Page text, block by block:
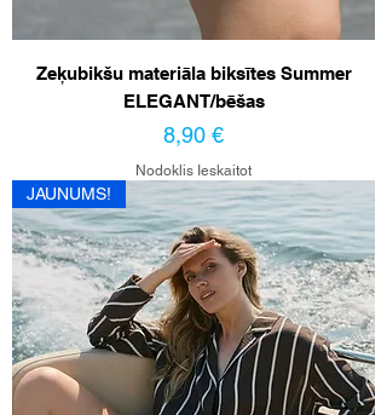
Zeķubikšu materiāla biksītes Summer
ELEGANT/bēšas
Cena
8,90 €
Nodoklis Ieskaitot
JAUNUMS!